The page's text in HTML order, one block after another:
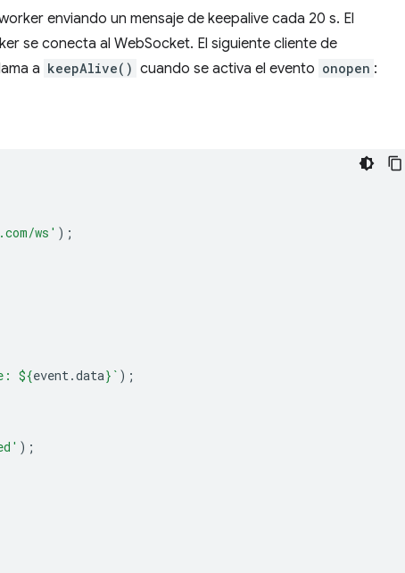
enviando un mensaje de keepalive cada 20 s. El
se conecta al WebSocket. El siguiente cliente de
a keepAlive() cuando se activa el evento onopen :
ws' );
${event.data} ` );
);